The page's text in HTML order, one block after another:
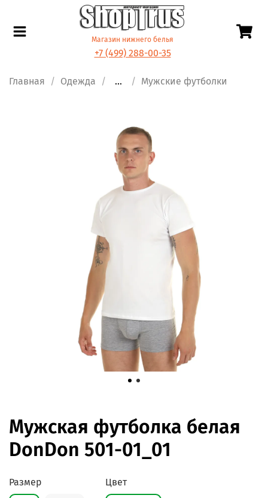
Магазин нижнего белья
+7 (499) 288-00-35
Главная Одежда ... Мужские футболки
Мужская футболка белая
DonDon 501-01_01
Размер Цвет